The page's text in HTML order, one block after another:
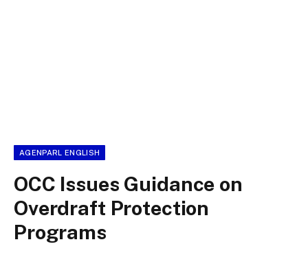
AGENPARL ENGLISH
OCC Issues Guidance on
Overdraft Protection
Programs